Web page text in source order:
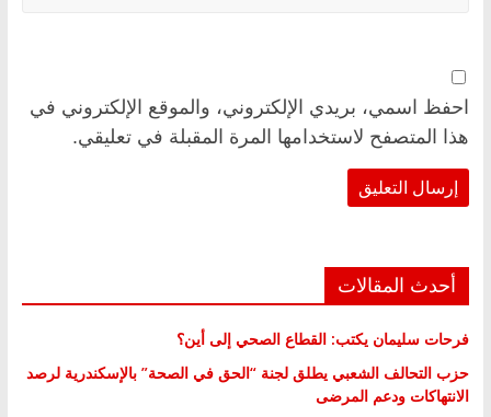
احفظ اسمي، بريدي الإلكتروني، والموقع الإلكتروني في
هذا المتصفح لاستخدامها المرة المقبلة في تعليقي.
أحدث المقالات
فرحات سليمان يكتب: القطاع الصحي إلى أين؟
حزب التحالف الشعبي يطلق لجنة “الحق في الصحة” بالإسكندرية لرصد
الانتهاكات ودعم المرضى